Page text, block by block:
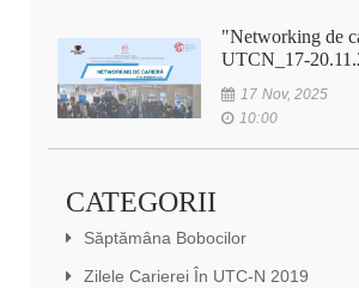
"Networking de
UTCN_17-
17 Nov, 2025
10:00
CATEGORII
Săptămâna Bobocilor
Zilele Carierei În UTC-N 2019